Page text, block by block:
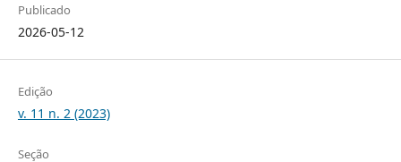
Publicado
2026-05-12
Edição
v. 11 n. 2 (2023)
Seção